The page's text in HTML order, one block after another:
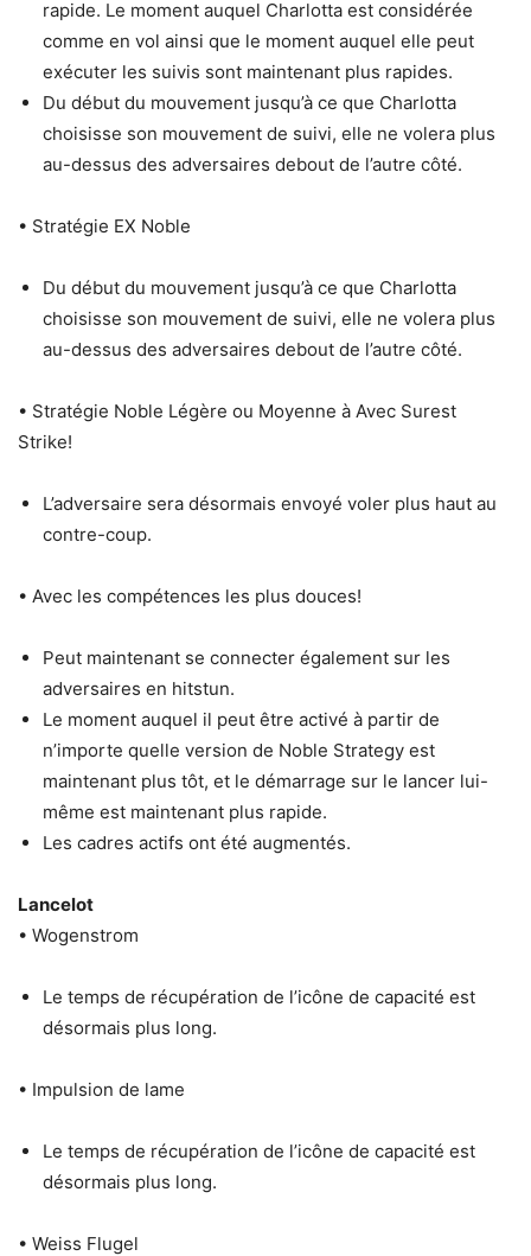
rapide. Le moment auquel Charlotta est considérée
comme en vol ainsi que le moment auquel elle peut
exécuter les suivis sont maintenant plus rapides.
Du début du mouvement jusqu’à ce que Charlotta
choisisse son mouvement de suivi, elle ne volera plus
au-dessus des adversaires debout de l’autre côté.
• Stratégie EX Noble
Du début du mouvement jusqu’à ce que Charlotta
choisisse son mouvement de suivi, elle ne volera plus
au-dessus des adversaires debout de l’autre côté.
• Stratégie Noble Légère ou Moyenne à Avec Surest
Strike!
L’adversaire sera désormais envoyé voler plus haut au
contre-coup.
• Avec les compétences les plus douces!
Peut maintenant se connecter également sur les
adversaires en hitstun.
Le moment auquel il peut être activé à partir de
n’importe quelle version de Noble Strategy est
maintenant plus tôt, et le démarrage sur le lancer lui-
même est maintenant plus rapide.
Les cadres actifs ont été augmentés.
Lancelot
• Wogenstrom
Le temps de récupération de l’icône de capacité est
désormais plus long.
• Impulsion de lame
Le temps de récupération de l’icône de capacité est
désormais plus long.
• Weiss Flugel